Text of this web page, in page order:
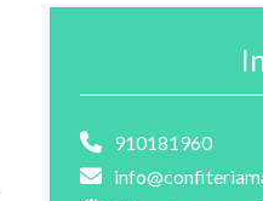
910181960